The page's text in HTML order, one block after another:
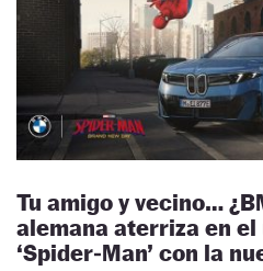
Tu amigo y vecino…
alemana aterriza en el
‘Spider‑Man’ con la